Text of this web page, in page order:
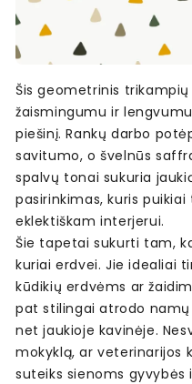
Šis geometrinis
žaismingumu ir
piešinį. Rankų darbo
savitumo, o švelnūs
spalvų tonai sukuria
pasirinkimas, kuris
eklektiškam interjerui.
Šie tapetai sukurti tam,
kuriai erdvei. Jie idealiai
kūdikių erdvėms ar
pat stilingai atrodo
net jaukioje kavinėje.
mokyklą, ar veterinarijos
suteiks sienoms gyvybės